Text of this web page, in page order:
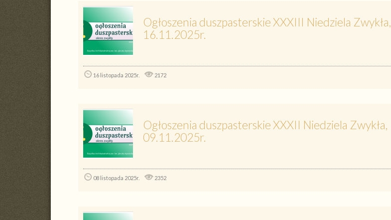
Ogłoszenia duszpasterskie XXXIII Niedziela Zwykła,
16.11.2025r.
16 listopada 2025r. 2172
Ogłoszenia duszpasterskie XXXII Niedziela Zwykła,
09.11.2025r.
08 listopada 2025r. 2352